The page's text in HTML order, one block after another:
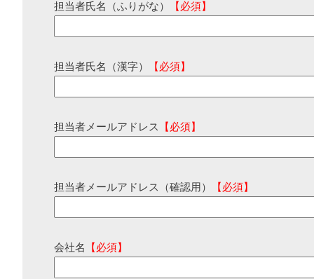
担当者氏名（ふりがな） 【必須】
担当者氏名（漢字） 【必須】
担当者メールアドレス 【必須】
担当者メールアドレス（確認用） 【必須】
会社名 【必須】